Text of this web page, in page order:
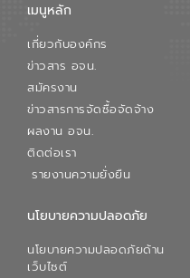
เมนูหลัก
เกี่ยวกับองค์กร
ข่าวสาร อจน.
สมัครงาน
ข่าวสารการจัดซื้อจัดจ้าง
ผลงาน อจน.
ติดต่อเรา
รายงานความยั่งยืน
นโยบายความปลอดภัย
นโยบายความปลอดภัยด้าน
เว็บไซต์